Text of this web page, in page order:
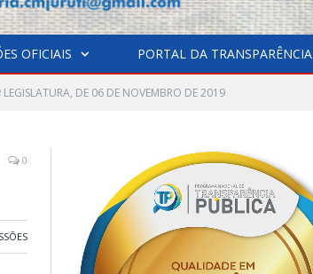
OFICIAIS PORTAL DA TRANSPARÊNCIA
DE 06 DE NOVEMBRO DE 2019
0